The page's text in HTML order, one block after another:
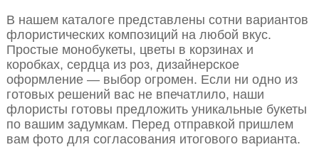
В нашем каталоге представлены сотни вариантов
флористических композиций на любой вкус.
Простые монобукеты, цветы в корзинах и
коробках, сердца из роз, дизайнерское
оформление — выбор огромен. Если ни одно из
готовых решений вас не впечатлило, наши
флористы готовы предложить уникальные букеты
по вашим задумкам. Перед отправкой пришлем
вам фото для согласования итогового варианта.